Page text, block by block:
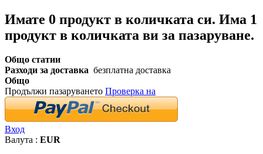
Имате 0 продукт в количката си. Има 1
продукт в количката ви за пазаруване.
Общо статии
Разходи за доставка безплатна доставка
Общо
Продължи пазаруването Проверка на
Вход
Валута : EUR